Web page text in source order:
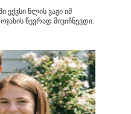
ექვსი წლის ვაჟი იმ
წევრად მივიჩნევდი.